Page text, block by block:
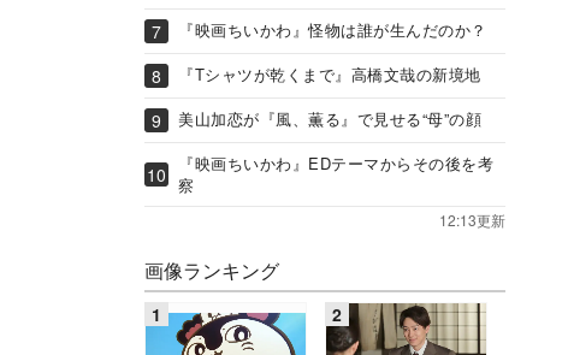
『映画ちいかわ』怪物は誰が生んだのか？
『Tシャツが乾くまで』高橋文哉の新境地
美山加恋が『風、薫る』で見せる“母”の顔
『映画ちいかわ』EDテーマからその後を考
察
12:13更新
画像ランキング